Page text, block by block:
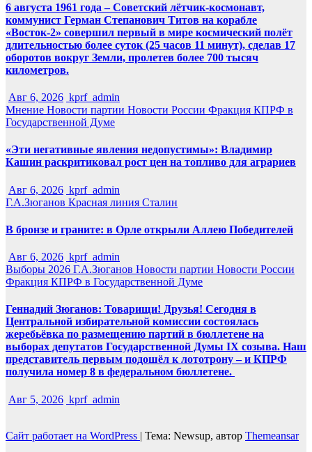
6 августа 1961 года – Советский лётчик-космонавт,
коммунист Герман Степанович Титов на корабле
«Восток-2» совершил первый в мире космический полёт
длительностью более суток (25 часов 11 минут), сделав 17
оборотов вокруг Земли, пролетев более 700 тысяч
километров.
Авг 6, 2026 kprf_admin
Мнение Новости партии Новости России Фракция КПРФ в
Государственной Думе
«Эти негативные явления недопустимы»: Владимир
Кашин раскритиковал рост цен на топливо для аграриев
Авг 6, 2026 kprf_admin
Г.А.Зюганов Красная линия Сталин
В бронзе и граните: в Орле открыли Аллею Победителей
Авг 6, 2026 kprf_admin
Выборы 2026 Г.А.Зюганов Новости партии Новости России
Фракция КПРФ в Государственной Думе
Геннадий Зюганов: Товарищи! Друзья! Сегодня в
Центральной избирательной комиссии состоялась
жеребьёвка по размещению партий в бюллетене на
выборах депутатов Государственной Думы IX созыва. Наш
представитель первым подошёл к лототрону – и КПРФ
получила номер 8 в федеральном бюллетене.
Авг 5, 2026 kprf_admin
Сайт работает на WordPress | Тема: Newsup, автор Themeansar